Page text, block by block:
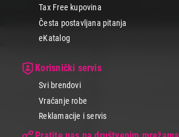
Tax Free kupovina
Česta postavljana pitanja
eKatalog
Korisnički servis
Svi brendovi
Vraćanje robe
Reklamacije i servis